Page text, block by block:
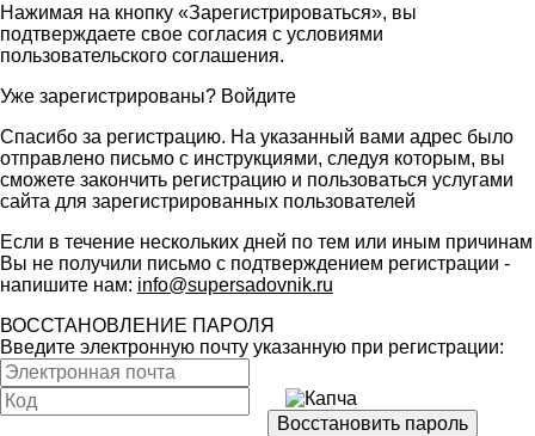
Нажимая на кнопку «Зарегистрироваться», вы
подтверждаете свое согласия с условиями
пользовательского соглашения.
Уже зарегистрированы? Войдите
Спасибо за регистрацию. На указанный вами адрес было
отправлено письмо с инструкциями, следуя которым, вы
сможете закончить регистрацию и пользоваться услугами
сайта для зарегистрированных пользователей
Если в течение нескольких дней по тем или иным причинам
Вы не получили письмо с подтверждением регистрации -
напишите нам: info@supersadovnik.ru
ВОССТАНОВЛЕНИЕ ПАРОЛЯ
Введите электронную почту указанную при регистрации: